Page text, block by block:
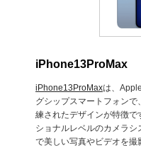
iPhone13ProMax
iPhone13ProMaxは、
グシップスマートフォン
練されたデザインが特徴で
ショナルレベルのカメラシ
で美しい写真やビデオを